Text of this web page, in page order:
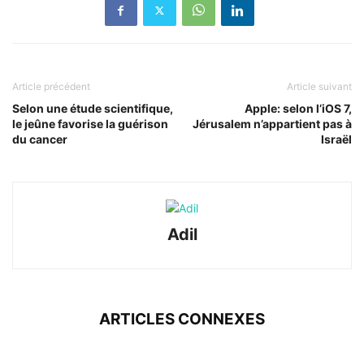
Article précédent
Selon une étude scientifique,
le jeûne favorise la guérison
du cancer
Article suivant
Apple: selon l’iOS 7,
Jérusalem n’appartient pas à
Israël
Adil
ARTICLES CONNEXES